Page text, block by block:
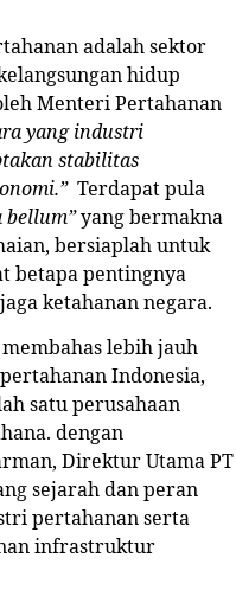
adalah sektor
hidup
Menteri Pertahanan
yang industri
stabilitas
Terdapat pula
bellum”yang bermakna
bersiaplah untuk
betapa pentingnya
ketahanan negara.
lebih jauh
Indonesia,
satu perusahaan
dengan
Direktur Utama PT
sejarah dan peran
pertahanan serta
infrastruktur